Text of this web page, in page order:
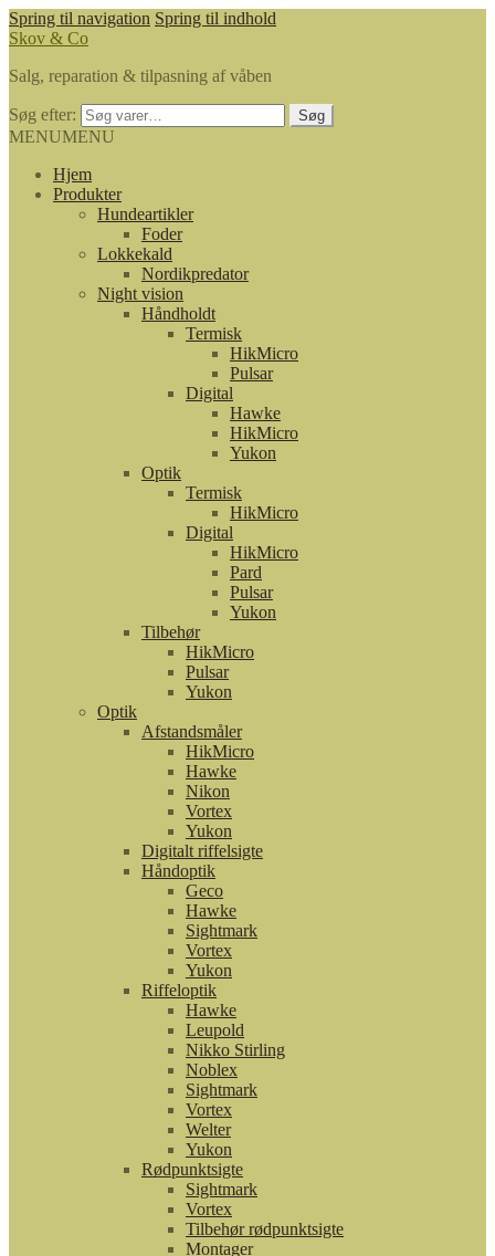
Spring til navigation Spring til indhold
Skov & Co
Salg, reparation & tilpasning af våben
Søg efter: Søg
MENUMENU
Hjem
Produkter
Hundeartikler
Foder
Lokkekald
Nordikpredator
Night vision
Håndholdt
Termisk
HikMicro
Pulsar
Digital
Hawke
HikMicro
Yukon
Optik
Termisk
HikMicro
Digital
HikMicro
Pard
Pulsar
Yukon
Tilbehør
HikMicro
Pulsar
Yukon
Optik
Afstandsmåler
HikMicro
Hawke
Nikon
Vortex
Yukon
Digitalt riffelsigte
Håndoptik
Geco
Hawke
Sightmark
Vortex
Yukon
Riffeloptik
Hawke
Leupold
Nikko Stirling
Noblex
Sightmark
Vortex
Welter
Yukon
Rødpunktsigte
Sightmark
Vortex
Tilbehør rødpunktsigte
Montager